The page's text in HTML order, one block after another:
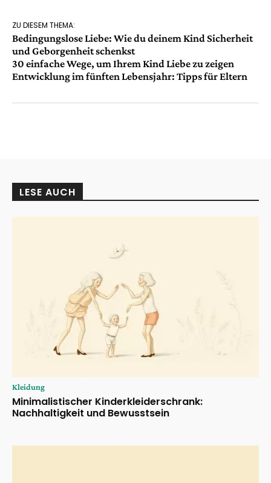
ZU DIESEM THEMA:
Bedingungslose Liebe: Wie du deinem Kind Sicherheit
und Geborgenheit schenkst
30 einfache Wege, um Ihrem Kind Liebe zu zeigen
Entwicklung im fünften Lebensjahr: Tipps für Eltern
LESE AUCH
Kleidung
Minimalistischer Kinderkleiderschrank:
Nachhaltigkeit und Bewusstsein